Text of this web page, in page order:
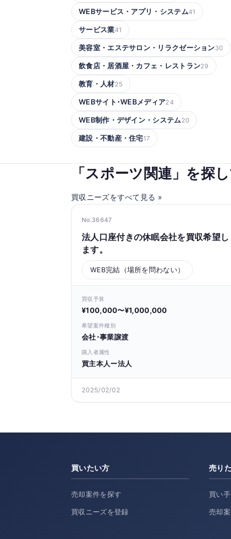
WEBサービス・アプリ・システム41
サービス業41
美容室・エステサロン・リラクゼーション30
飲食店・居酒屋・カフェ・レストラン29
教育・人材25
WEBサイト･WEBメディア24
WEB制作・デザイン・システム 20
建設・不動産・住宅17
「スポーツ関連」を探
買収ニーズをすべて見る »
No.36647
法人口座付きの休眠会社を買収希望し
ます。
WEB完結（場所を問わない）
買収予算
¥100,000〜¥1,000,000
希望案件種別
会社･事業譲渡
購入者属性
買主本人ー法人
2025/02/02
買いたい方
売却案件を探す
買収ニーズを登録
売り
買い
売却